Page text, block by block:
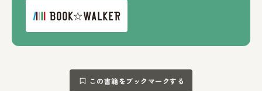
この書籍をブックマークする